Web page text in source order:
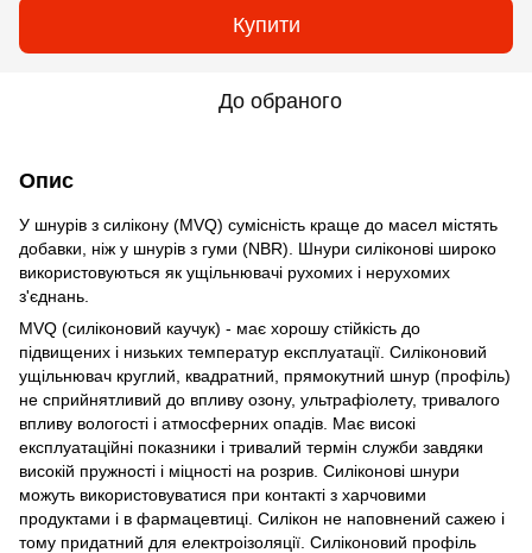
Купити
До обраного
Опис
У шнурів з силікону (MVQ) сумісність краще до масел містять
добавки, ніж у шнурів з гуми (NBR). Шнури силіконові широко
використовуються як ущільнювачі рухомих і нерухомих
з'єднань.
MVQ (силіконовий каучук) - має хорошу стійкість до
підвищених і низьких температур експлуатації. Силіконовий
ущільнювач круглий, квадратний, прямокутний шнур (профіль)
не сприйнятливий до впливу озону, ультрафіолету, тривалого
впливу вологості і атмосферних опадів. Має високі
експлуатаційні показники і тривалий термін служби завдяки
високій пружності і міцності на розрив. Силіконові шнури
можуть використовуватися при контакті з харчовими
продуктами і в фармацевтиці. Силікон не наповнений сажею і
тому придатний для електроізоляції. Силіконовий профіль